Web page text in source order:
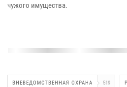
чужого имущества.
ВНЕВЕДОМСТВЕННАЯ ОХРАНА 519